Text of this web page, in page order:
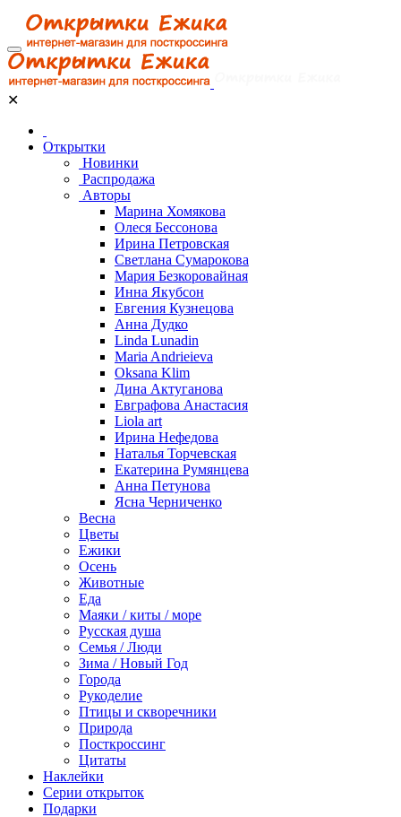
✕
Открытки
Новинки
Распродажа
Авторы
Марина Хомякова
Олеся Бессонова
Ирина Петровская
Светлана Сумарокова
Мария Безкоровайная
Инна Якубсон
Евгения Кузнецова
Анна Дудко
Linda Lunadin
Maria Andrieieva
Oksana Klim
Дина Актуганова
Евграфова Анастасия
Liola art
Ирина Нефедова
Наталья Торчевская
Екатерина Румянцева
Анна Петунова
Ясна Черниченко
Весна
Цветы
Ежики
Осень
Животные
Еда
Маяки / киты / море
Русская душа
Семья / Люди
Зима / Новый Год
Города
Рукоделие
Птицы и скворечники
Природа
Посткроссинг
Цитаты
Наклейки
Серии открыток
Подарки